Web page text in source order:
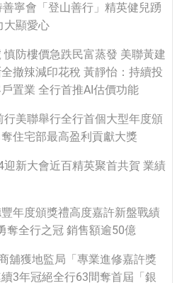
寧會「登山善行」精英健兒踴
大顯愛心
慎防樓價急跌民富蒸發 美聯黃建
撤辣減印花稅 黃靜怡：持續投
置業 全行首推AI估價功能
行美聯舉行全行首個大型年度頒
住宅部最高盈利貢獻大獎
迎新大會近百精英聚首共賀 業績
年度頒獎禮高度嘉許新盤戰績
奪全行之冠 銷售額逾50億
舖獲地監局「專業進修嘉許獎
3年冠絕全行63間奪首屆「銀